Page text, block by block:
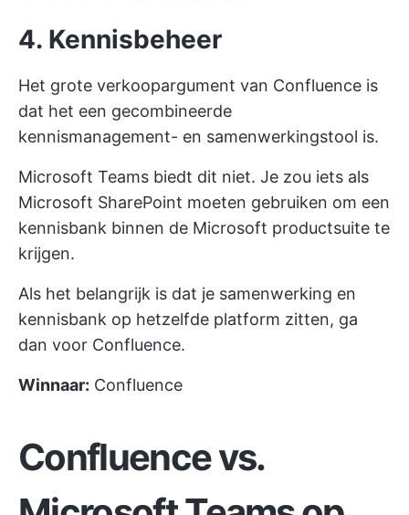
4. Kennisbeheer
Het grote verkoopargument van Confluence is
dat het een gecombineerde
kennismanagement- en samenwerkingstool is.
Microsoft Teams biedt dit niet. Je zou iets als
Microsoft SharePoint moeten gebruiken om een
kennisbank binnen de Microsoft productsuite te
krijgen.
Als het belangrijk is dat je samenwerking en
kennisbank op hetzelfde platform zitten, ga
dan voor Confluence.
Winnaar: Confluence
Confluence vs.